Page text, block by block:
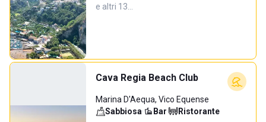
e altri 13…
Cava Regia Beach Club
Marina D'Aequa, Vico Equense
Sabbiosa· Bar· Ristorante